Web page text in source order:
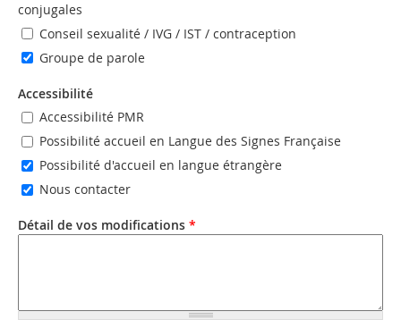
conjugales
Conseil sexualité / IVG / IST / contraception
Groupe de parole
Accessibilité
Accessibilité PMR
Possibilité accueil en Langue des Signes Française
Possibilité d'accueil en langue étrangère
Nous contacter
Détail de vos modifications *